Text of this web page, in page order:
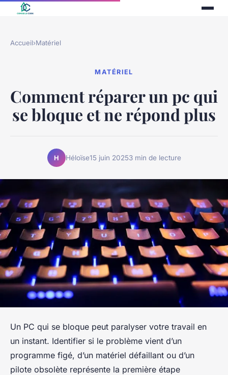
Accueil›Matériel
MATÉRIEL
Comment réparer un pc qui
se bloque et ne répond plus
H Héloïse15 juin 20253 min de lecture
Un PC qui se bloque peut paralyser votre travail en
un instant. Identifier si le problème vient d’un
programme figé, d’un matériel défaillant ou d’un
pilote obsolète représente la première étape